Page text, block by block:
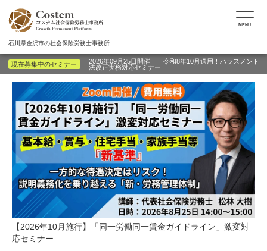
石川県金沢市の社会保険労務士事務所
MENU
現在募集中のセミナー
2026年09月25日開催 令和8年10月適用！ハラスメント
法改正実務対応セミナー
【2026年10月施行】「同一労働同一賃金ガイドライン」激変対
応セミナー